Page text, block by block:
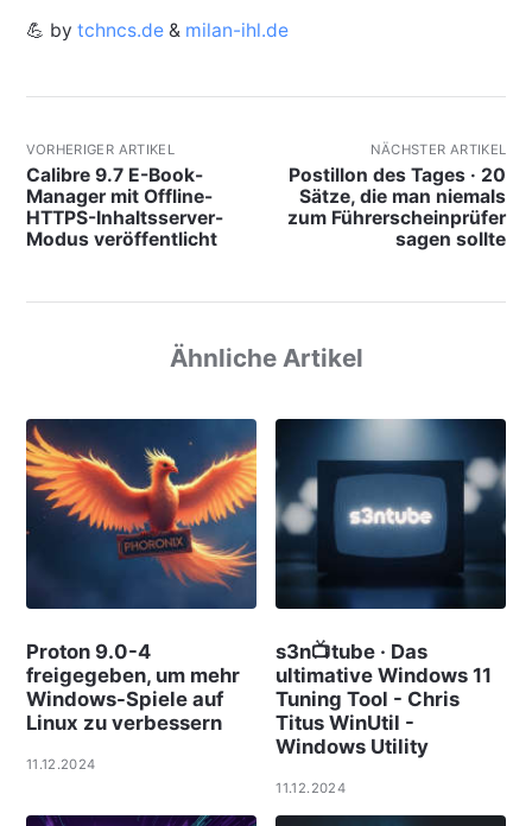
💪 by tchncs.de& milan-ihl.de
VORHERIGER ARTIKEL
Calibre 9.7 E-Book-
Manager mit Offline-
HTTPS-Inhaltsserver-
Modus veröffentlicht
NÄCHSTER ARTIKEL
Postillon des Tages · 20
Sätze, die man niemals
zum Führerscheinprüfer
sagen sollte
Ähnliche Artikel
Proton 9.0-4
freigegeben, um mehr
Windows-Spiele auf
Linux zu verbessern
11.12.2024
s3n📺tube · Das
ultimative Windows 11
Tuning Tool - Chris
Titus WinUtil -
Windows Utility
11.12.2024